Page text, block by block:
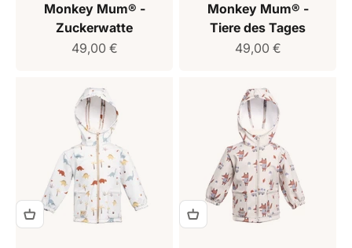
Monkey Mum® -
Zuckerwatte
Verkaufspreis
49,00 €
Monkey Mum® -
Tiere des Tages
Verkaufspreis
49,00 €